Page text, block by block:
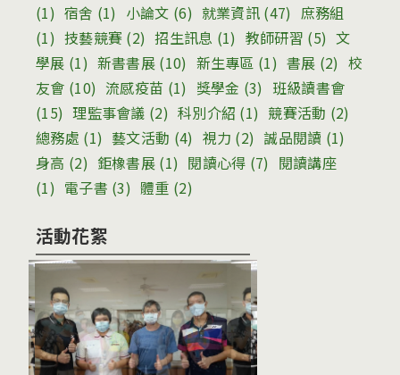
(1) 宿舍 (1) 小論文 (6) 就業資訊 (47) 庶務組
(1) 技藝競賽 (2) 招生訊息 (1) 教師研習 (5) 文
學展 (1) 新書書展 (10) 新生專區 (1) 書展 (2) 校
友會 (10) 流感疫苗 (1) 獎學金 (3) 班級讀書會
(15) 理監事會議 (2) 科別介紹 (1) 競賽活動 (2)
總務處 (1) 藝文活動 (4) 視力 (2) 誠品閱讀 (1)
身高 (2) 鉅橡書展 (1) 閱讀心得 (7) 閱讀講座
(1) 電子書 (3) 體重 (2)
活動花絮